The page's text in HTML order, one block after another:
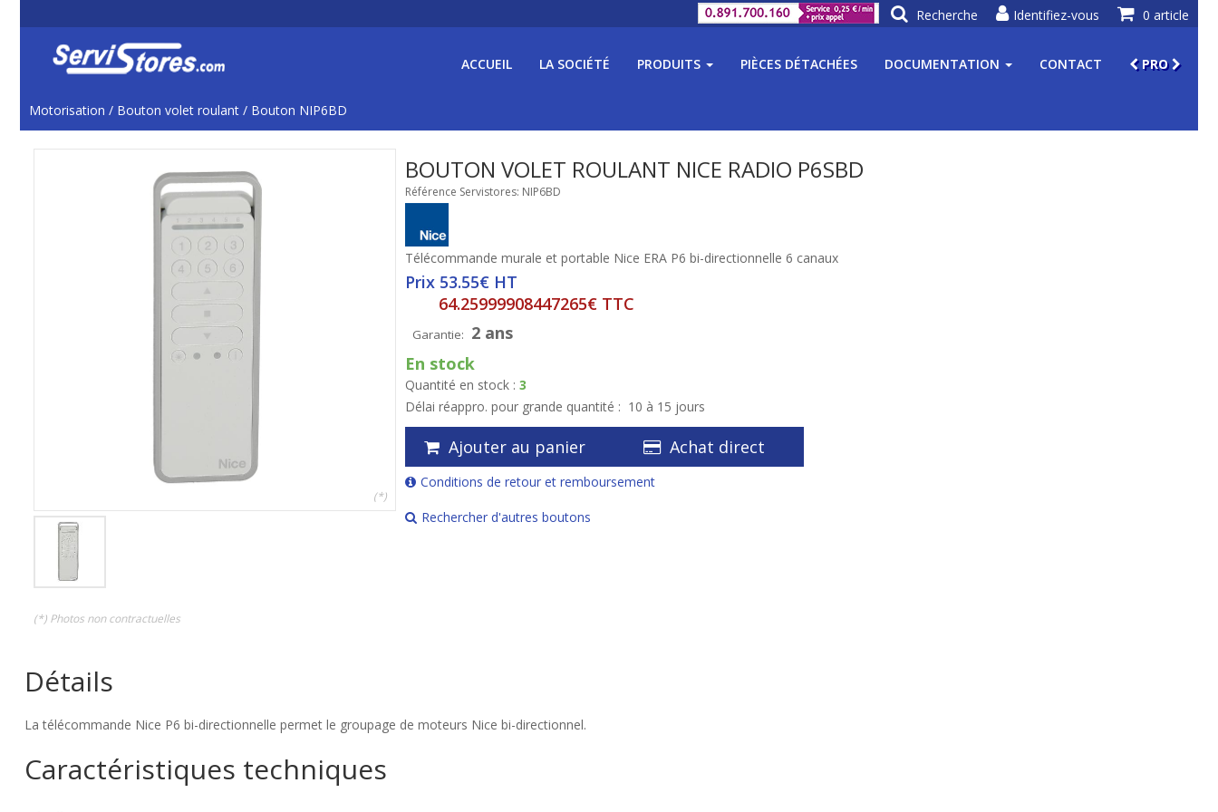
ACCUEIL LA SOCIÉTÉ PRODUITS PIÈCES DÉTACHÉES DOCUMENTATION CONTACT PRO
Motorisation / Bouton volet roulant / Bouton NIP6BD
(*)
(*) Photos non contractuelles
BOUTON VOLET ROULANT NICE RADIO P6SBD
Référence Servistores: NIP6BD
Télécommande murale et portable Nice ERA P6 bi-directionnelle 6 canaux
Prix 53.55€ HT
64.25999908447265€ TTC
Garantie: 2 ans
En stock
Quantité en stock : 3
Délai réappro. pour grande quantité : 10 à 15 jours
Ajouter au panier Achat direct
Conditions de retour et remboursement
Rechercher d'autres boutons
Détails
La télécommande Nice P6 bi-directionnelle permet le groupage de moteurs Nice bi-directionnel.
Caractéristiques techniques
0 article
Identifiez-vous
Recherche